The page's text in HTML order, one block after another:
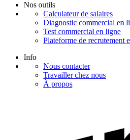
Nos outils
Calculateur de salaires
Diagnostic commercial en
Test commercial en ligne
Plateforme de recrutement
Info
Nous contacter
Travailler chez nous
À propos